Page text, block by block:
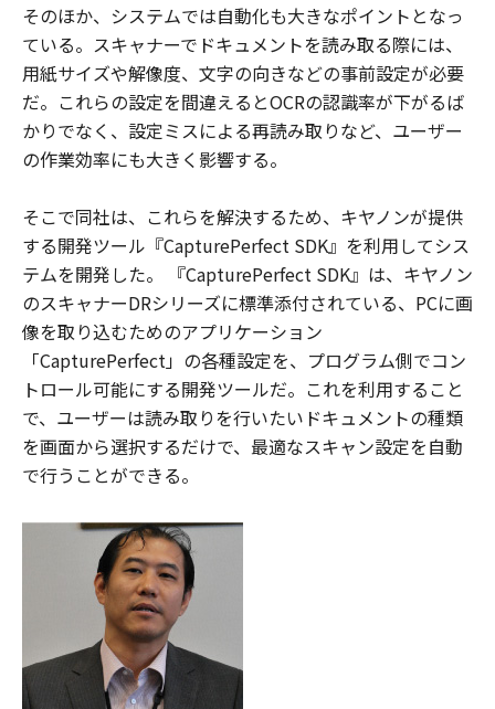
そのほか、システムでは自動化も大きなポイントとなっ
ている。スキャナーでドキュメントを読み取る際には、
用紙サイズや解像度、文字の向きなどの事前設定が必要
だ。これらの設定を間違えるとOCRの認識率が下がるば
かりでなく、設定ミスによる再読み取りなど、ユーザー
の作業効率にも大きく影響する。
そこで同社は、これらを解決するため、キヤノンが提供
する開発ツール『CapturePerfect SDK』を利用してシス
テムを開発した。 『CapturePerfect SDK』は、キヤノン
のスキャナーDRシリーズに標準添付されている、PCに画
像を取り込むためのアプリケーション
「CapturePerfect」の各種設定を、プログラム側でコン
トロール可能にする開発ツールだ。これを利用すること
で、ユーザーは読み取りを行いたいドキュメントの種類
を画面から選択するだけで、最適なスキャン設定を自動
で行うことができる。